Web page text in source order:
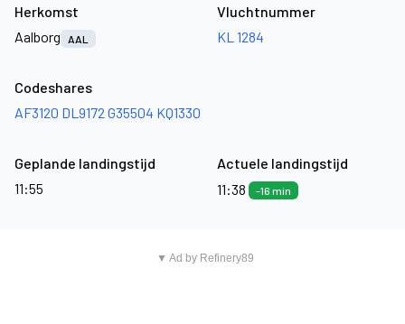
Herkomst
Aalborg
AAL
Vluchtnummer
KL 1284
Codeshares
AF3120 DL9172 G35504 KQ1330
Geplande landingstijd
11:55
Actuele landingstijd
11:38
-16 min
▼ Ad by Refinery89